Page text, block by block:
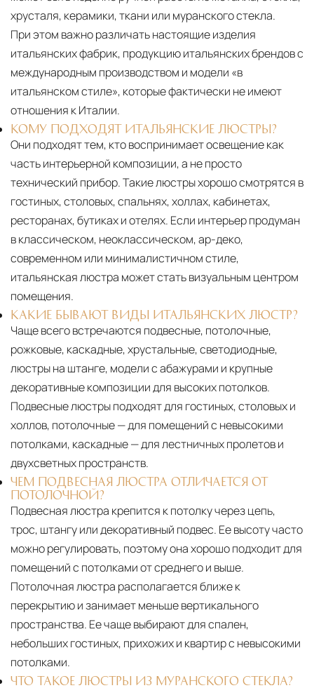
хрусталя, керамики, ткани или муранского стекла.
При этом важно различать настоящие изделия
итальянских фабрик, продукцию итальянских брендов с
международным производством и модели «в
итальянском стиле», которые фактически не имеют
отношения к Италии.
КОМУ ПОДХОДЯТ ИТАЛЬЯНСКИЕ ЛЮСТРЫ?
Они подходят тем, кто воспринимает освещение как
часть интерьерной композиции, а не просто
технический прибор. Такие люстры хорошо смотрятся в
гостиных, столовых, спальнях, холлах, кабинетах,
ресторанах, бутиках и отелях. Если интерьер продуман
в классическом, неоклассическом, ар-деко,
современном или минималистичном стиле,
итальянская люстра может стать визуальным центром
помещения.
КАКИЕ БЫВАЮТ ВИДЫ ИТАЛЬЯНСКИХ ЛЮСТР?
Чаще всего встречаются подвесные, потолочные,
рожковые, каскадные, хрустальные, светодиодные,
люстры на штанге, модели с абажурами и крупные
декоративные композиции для высоких потолков.
Подвесные люстры подходят для гостиных, столовых и
холлов, потолочные — для помещений с невысокими
потолками, каскадные — для лестничных пролетов и
двухсветных пространств.
ЧЕМ ПОДВЕСНАЯ ЛЮСТРА ОТЛИЧАЕТСЯ ОТ
ПОТОЛОЧНОЙ?
Подвесная люстра крепится к потолку через цепь,
трос, штангу или декоративный подвес. Ее высоту часто
можно регулировать, поэтому она хорошо подходит для
помещений с потолками от среднего и выше.
Потолочная люстра располагается ближе к
перекрытию и занимает меньше вертикального
пространства. Ее чаще выбирают для спален,
небольших гостиных, прихожих и квартир с невысокими
потолками.
ЧТО ТАКОЕ ЛЮСТРЫ ИЗ МУРАНСКОГО СТЕКЛА?